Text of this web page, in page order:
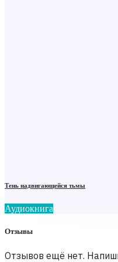
Тень надвигающейся тьмы
Аудиокнига
Отзывы
Отзывов ещё нет.